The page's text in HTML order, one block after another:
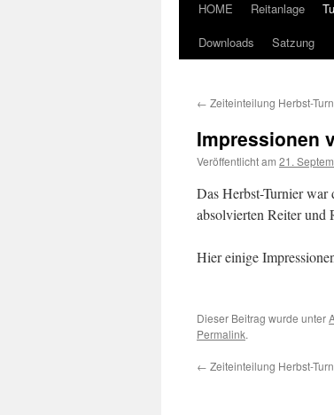
HOME Reitanlage
Downloads
Satzung
← Zeiteinteilung Herbst-
Impressionen
Veröffentlicht am 21.
Das Herbst-Turnier war
absolvierten Reiter und
Hier einige
Dieser Beitrag wurde unter
Permalink.
← Zeiteinteilung Herbst-